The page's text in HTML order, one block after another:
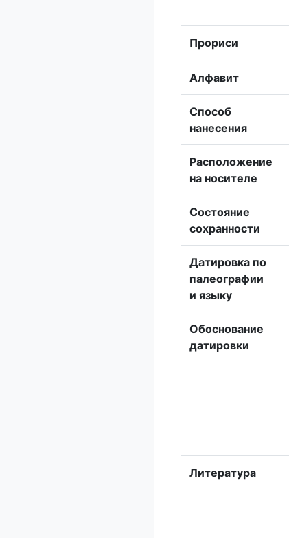
Прориси
Алфавит
Способ
нанесения
Расположение
на носителе
Состояние
сохранности
Датировка по
палеографии
и языку
Обоснование
датировки
Литература